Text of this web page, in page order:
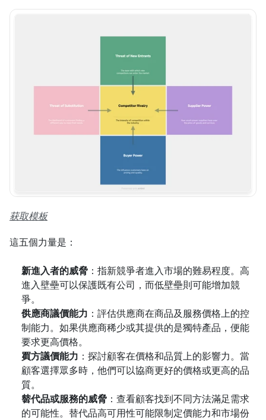
获取模板
這五個力量是：
新進入者的威脅 ：指新競爭者進入市場的難易程度。高
進入壁壘可以保護既有公司，而低壁壘則可能增加競
爭。
供應商議價能力 ：評估供應商在商品及服務價格上的控
制能力。如果供應商稀少或其提供的是獨特產品，便能
要求更高價格。
買方議價能力 ：探討顧客在價格和品質上的影響力。當
顧客選擇眾多時，他們可以協商更好的價格或更高的品
質。
替代品或服務的威脅 ：查看顧客找到不同方法滿足需求
的可能性。替代品高可用性可能限制定價能力和市場份